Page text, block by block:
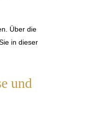
Über die
in dieser
und